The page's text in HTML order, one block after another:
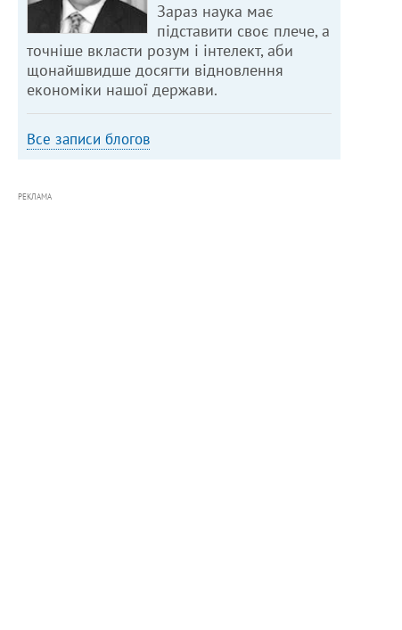
Зараз наука має
підставити своє плече, а
точніше вкласти розум і інтелект, аби
щонайшвидше досягти відновлення
економіки нашої держави.
Все записи блогов
РЕКЛАМА